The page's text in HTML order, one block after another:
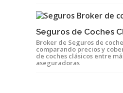
Seguros de Coches
Broker de Seguros de
comparando precios y
de coches clásicos entre
aseguradoras